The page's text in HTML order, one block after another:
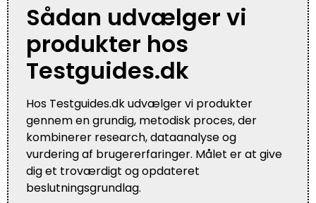
Sådan udvælger vi
produkter hos
Testguides.dk
Hos Testguides.dk udvælger vi produkter
gennem en grundig, metodisk proces, der
kombinerer research, dataanalyse og
vurdering af brugererfaringer. Målet er at give
dig et troværdigt og opdateret
beslutningsgrundlag.